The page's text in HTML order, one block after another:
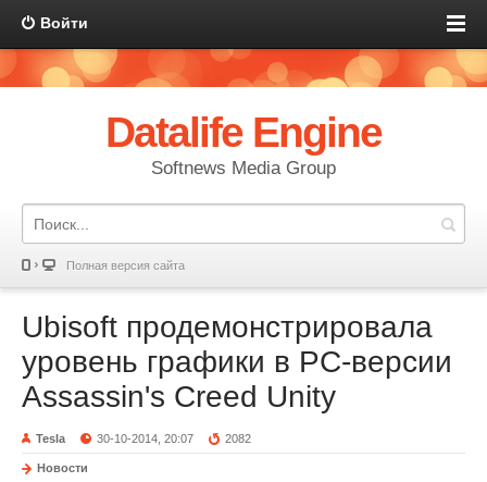
Войти
Datalife Engine
Softnews Media Group
Полная версия сайта
Ubisoft продемонстрировала
уровень графики в PC-версии
Assassin's Creed Unity
Tesla 30-10-2014, 20:07 2082
Новости